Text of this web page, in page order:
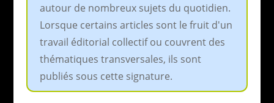
autour de nombreux sujets du quotidien.
Lorsque certains articles sont le fruit d'un
travail éditorial collectif ou couvrent des
thématiques transversales, ils sont
publiés sous cette signature.